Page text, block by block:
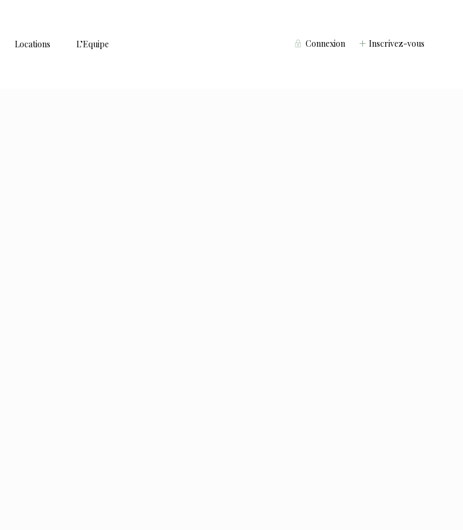
Connexion Inscrivez-vous
Locations L’Equipe